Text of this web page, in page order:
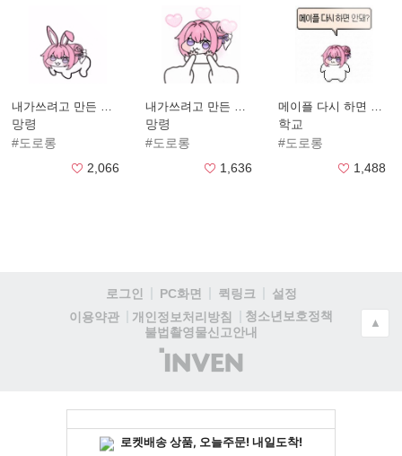
망령
#도로롱
2,066
망령
#도로롱
1,636
학교
#도로롱
1,488
로그인 PC화면 퀵링크
설정
이용약관
개인정보처리방침
청소년보호정책
불법촬영물신고안내
(주)
인
▲